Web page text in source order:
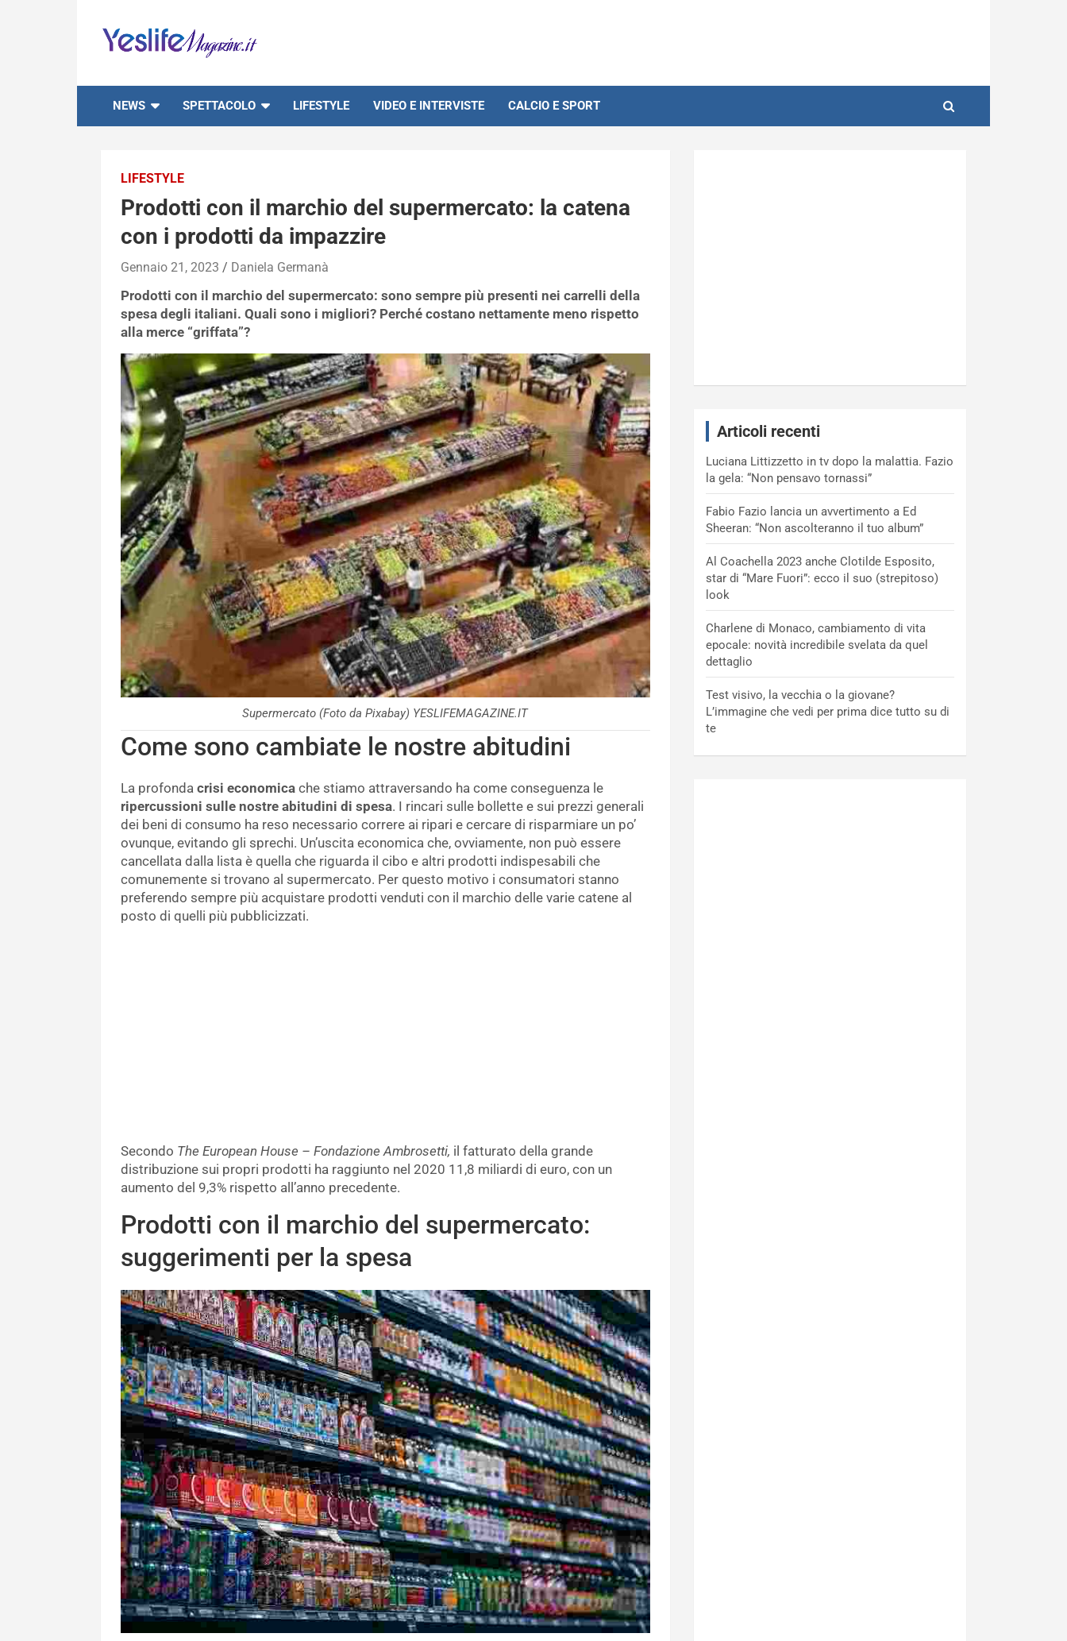
content
NEWS SPETTACOLO LIFESTYLE VIDEO E INTERVISTE CALCIO E SPORT
LIFESTYLE
Prodotti con il marchio del supermercato: la catena
con i prodotti da impazzire
Gennaio 21, 2023 Daniela Germanà
Prodotti con il marchio del supermercato: sono sempre più presenti nei carrelli della
spesa degli italiani. Quali sono i migliori? Perché costano nettamente meno rispetto
alla merce “griffata”?
Supermercato (Foto da Pixabay) YESLIFEMAGAZINE.IT
Come sono cambiate le nostre abitudini
La profonda crisi economica che stiamo attraversando ha come conseguenza le
ripercussioni sulle nostre abitudini di spesa. I rincari sulle bollette e sui prezzi generali
dei beni di consumo ha reso necessario correre ai ripari e cercare di risparmiare un po’
ovunque, evitando gli sprechi. Un’uscita economica che, ovviamente, non può essere
cancellata dalla lista è quella che riguarda il cibo e altri prodotti indispesabili che
comunemente si trovano al supermercato. Per questo motivo i consumatori stanno
preferendo sempre più acquistare prodotti venduti con il marchio delle varie catene al
posto di quelli più pubblicizzati.
Secondo The European House – Fondazione Ambrosetti, il fatturato della grande
distribuzione sui propri prodotti ha raggiunto nel 2020 11,8 miliardi di euro, con un
aumento del 9,3% rispetto all’anno precedente.
Prodotti con il marchio del supermercato:
suggerimenti per la spesa
Articoli recenti
Luciana Littizzetto in tv dopo la malattia. Fazio
la gela: “Non pensavo tornassi”
Fabio Fazio lancia un avvertimento a Ed
Sheeran: “Non ascolteranno il tuo album”
Al Coachella 2023 anche Clotilde Esposito,
star di “Mare Fuori”: ecco il suo (strepitoso)
look
Charlene di Monaco, cambiamento di vita
epocale: novità incredibile svelata da quel
dettaglio
Test visivo, la vecchia o la giovane?
L’immagine che vedi per prima dice tutto su di
te